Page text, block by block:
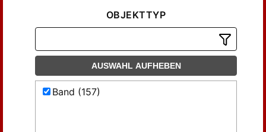
OBJEKTTYP
AUSWAHL AUFHEBEN
Band (157)